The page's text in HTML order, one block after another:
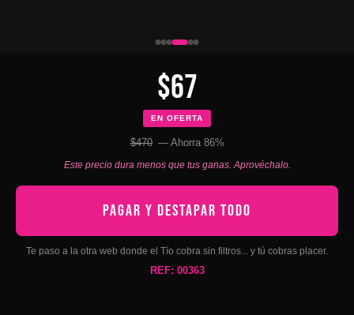
$67
EN OFERTA
$470 — Ahorra 86%
Este precio dura menos que tus ganas. Aprovéchalo.
PAGAR Y DESTAPAR TODO
Te paso a la otra web donde el Tío cobra sin filtros... y tú cobras placer.
REF: 00363